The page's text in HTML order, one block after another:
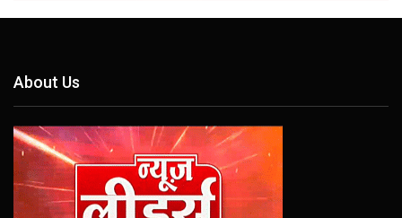
About Us